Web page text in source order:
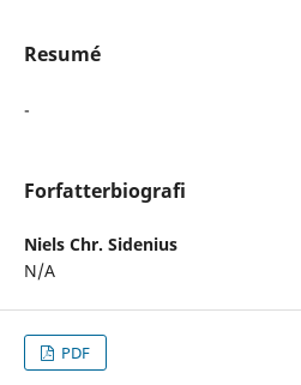
Resumé
-
Forfatterbiografi
Niels Chr. Sidenius
N/A
PDF